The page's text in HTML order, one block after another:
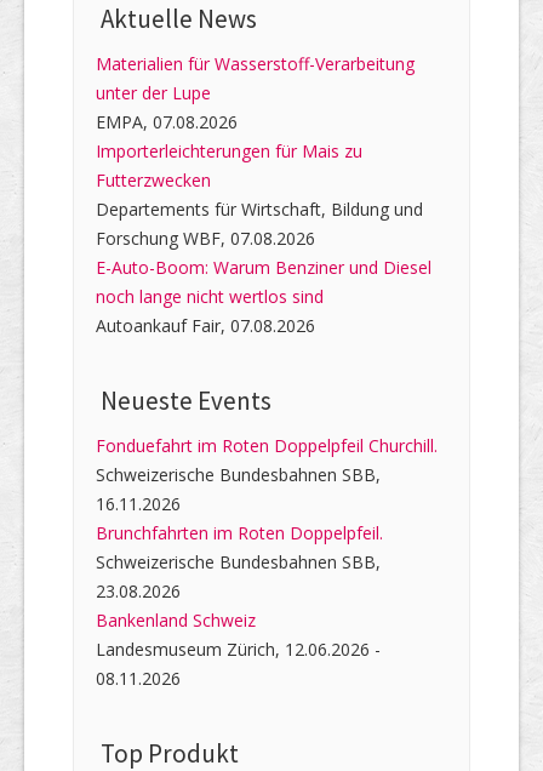
Aktuelle News
Materialien für Wasserstoff-Verarbeitung
unter der Lupe
EMPA, 07.08.2026
Importerleichterungen für Mais zu
Futterzwecken
Departements für Wirtschaft, Bildung und
Forschung WBF, 07.08.2026
E-Auto-Boom: Warum Benziner und Diesel
noch lange nicht wertlos sind
Autoankauf Fair, 07.08.2026
Neueste Events
Fonduefahrt im Roten Doppelpfeil Churchill.
Schweizerische Bundesbahnen SBB,
16.11.2026
Brunchfahrten im Roten Doppelpfeil.
Schweizerische Bundesbahnen SBB,
23.08.2026
Bankenland Schweiz
Landesmuseum Zürich, 12.06.2026 -
08.11.2026
Top Produkt